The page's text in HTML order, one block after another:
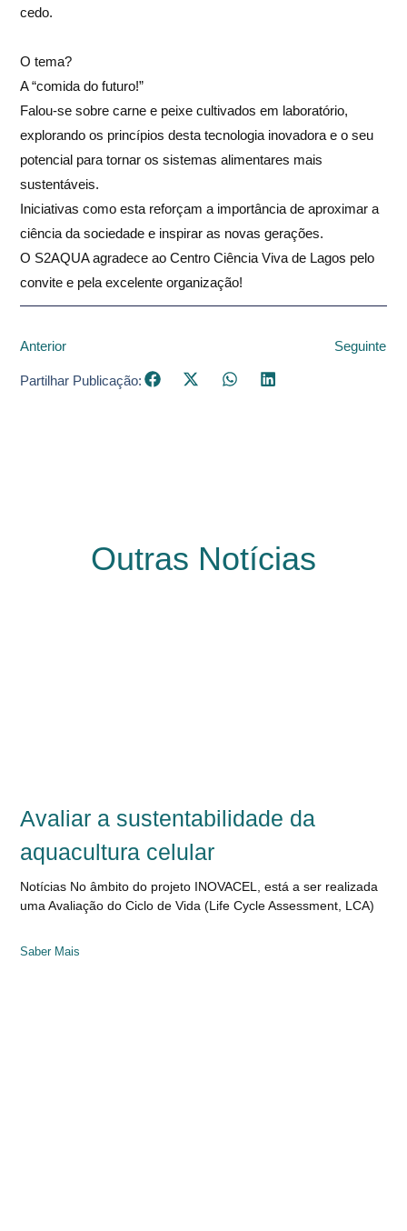
cedo.
O tema?
A “comida do futuro!”
Falou-se sobre carne e peixe cultivados em laboratório,
explorando os princípios desta tecnologia inovadora e o seu
potencial para tornar os sistemas alimentares mais
sustentáveis.
Iniciativas como esta reforçam a importância de aproximar a
ciência da sociedade e inspirar as novas gerações.
O S2AQUA agradece ao Centro Ciência Viva de Lagos pelo
convite e pela excelente organização!
Anterior Seguinte
Partilhar Publicação:
Outras Notícias
Avaliar a sustentabilidade da
aquacultura celular
Notícias No âmbito do projeto INOVACEL, está a ser realizada
uma Avaliação do Ciclo de Vida (Life Cycle Assessment, LCA)
Saber Mais